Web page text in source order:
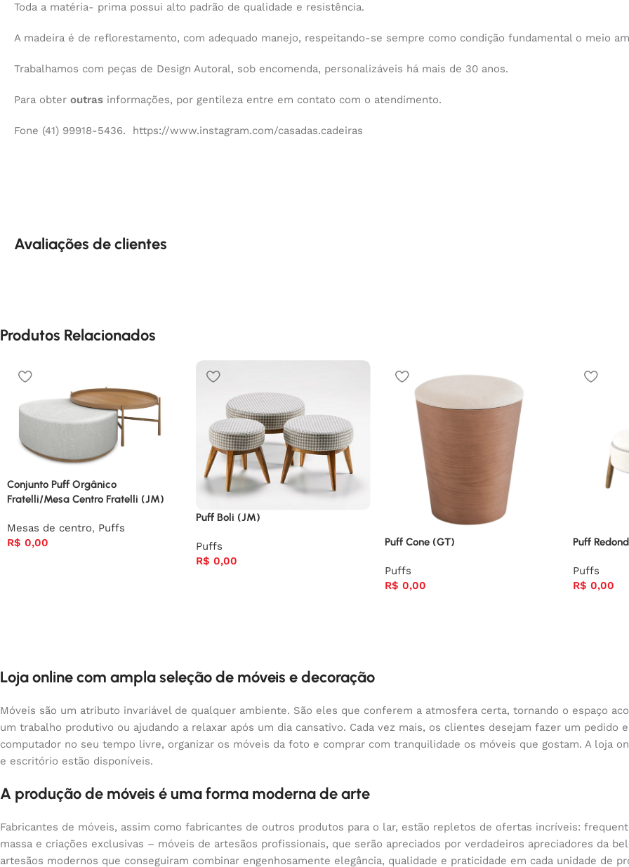
Toda a matéria- prima possui alto padrão de qualidade e resistência.
A madeira é de reflorestamento, com adequado manejo, respeitando-se sempre como condição fundamental o meio
Trabalhamos com peças de Design Autoral, sob encomenda, personalizáveis há mais de 30 anos.
Para obter outras informações, por gentileza entre em contato com o atendimento.
Fone (41) 99918-5436. https://www.instagram.com/casadas.cadeiras
Avaliações de clientes
Produtos Relacionados
Conjunto Puff Orgânico
Fratelli/Mesa Centro Fratelli (JM)
Mesas de centro, Puffs
R$ 0,00
Puff Boli (JM)
Puffs
R$ 0,00
Puff Cone (GT)
Puffs
R$ 0,00
Puff
Puffs
R$ 0,00
Loja online com ampla seleção de móveis e decoração
Móveis são um atributo invariável de qualquer ambiente. São eles que conferem a atmosfera certa, tornando o espaço
um trabalho produtivo ou ajudando a relaxar após um dia cansativo. Cada vez mais, os clientes desejam fazer um
computador no seu tempo livre, organizar os móveis da foto e comprar com tranquilidade os móveis que gostam. A loja
e escritório estão disponíveis.
A produção de móveis é uma forma moderna de arte
Fabricantes de móveis, assim como fabricantes de outros produtos para o lar, estão repletos de ofertas incríveis:
massa e criações exclusivas – móveis de artesãos profissionais, que serão apreciados por verdadeiros apreciadores da
artesãos modernos que conseguiram combinar engenhosamente elegância, qualidade e praticidade em cada unidade de